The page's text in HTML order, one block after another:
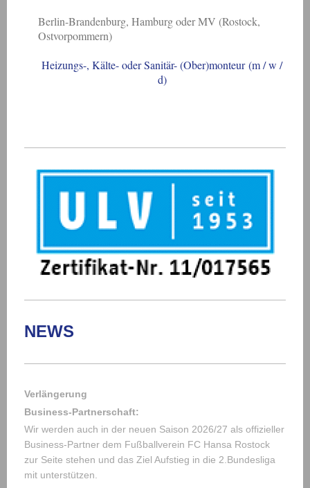
Berlin-Brandenburg, Hamburg oder MV (Rostock,
Ostvorpommern)
Heizungs-, Kälte- oder Sanitär- (Ober)monteur(m / w /
d)
NEWS
Verlängerung
Business-Partnerschaft:
Wir werden auch in der neuen Saison 2026/27 als offizieller
Business-Partner dem Fußballverein FC Hansa Rostock
zur Seite stehen und das Ziel Aufstieg in die 2.Bundesliga
mit unterstützen.